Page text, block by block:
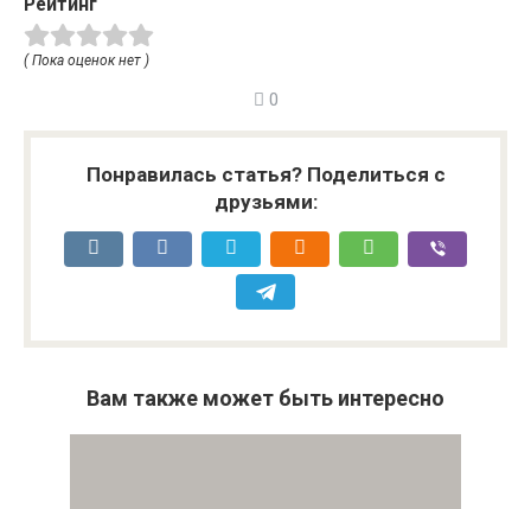
( Пока оценок нет )
0
Понравилась статья? Поделиться с
друзьями:
Вам также может быть интересно